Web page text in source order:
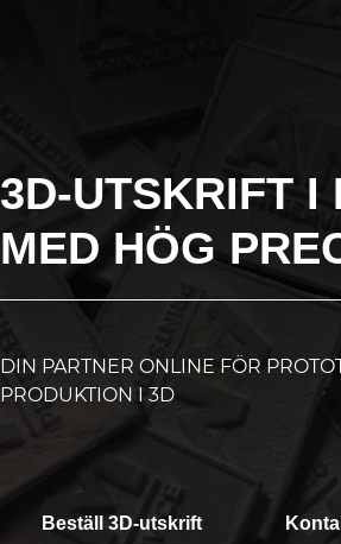
3D-UTSKRIFT I
MED HÖG
DIN PARTNER ONLINE FÖR
PRODUKTION I 3D
Beställ 3D-utskrift